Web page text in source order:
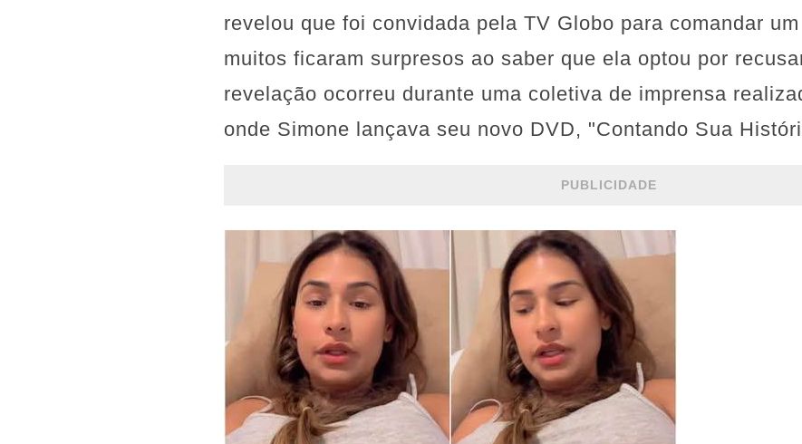
revelou que foi convidada pela TV Globo para comandar
muitos ficaram surpresos ao saber que ela optou por
revelação ocorreu durante uma coletiva de imprensa
onde Simone lançava seu novo DVD, "Contando Sua
PUBLICIDADE